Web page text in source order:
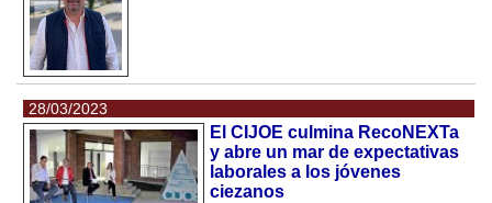
28/03/2023
El CIJOE culmina RecoNEXTa
y abre un mar de expectativas
laborales a los jóvenes
ciezanos